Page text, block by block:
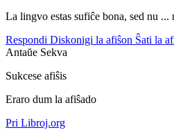
La lingvo estas sufiĉe bona, sed nu ...
Respondi Diskonigi la afiŝon Ŝati la
Antaŭe Sekva
Sukcese afiŝis
Eraro dum la afiŝado
Pri Libroj.org